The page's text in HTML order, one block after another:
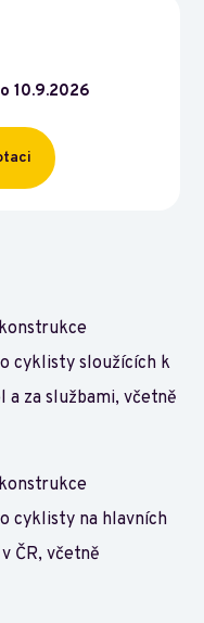
10.9.2026
cyklisty sloužících k
a za službami, včetně
cyklisty na hlavních
ČR, včetně